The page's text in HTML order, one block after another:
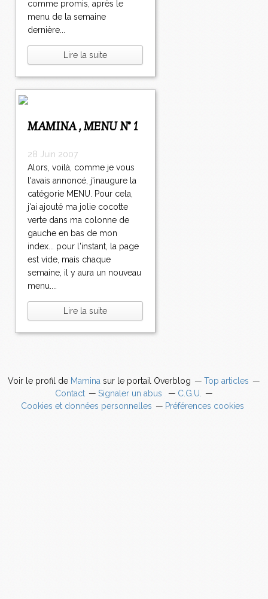
comme promis, après le
menu de la semaine
dernière...
Lire la suite
MAMINA , MENU N° 1
28 Juin 2007
Alors, voilà, comme je vous
l'avais annoncé, j'inaugure la
catégorie MENU. Pour cela,
j'ai ajouté ma jolie cocotte
verte dans ma colonne de
gauche en bas de mon
index... pour l'instant, la page
est vide, mais chaque
semaine, il y aura un nouveau
menu....
Lire la suite
Voir le profil de Mamina sur le portail Overblog
Top articles
Contact
Signaler un abus
C.G.U.
Cookies et données personnelles
Préférences cookies